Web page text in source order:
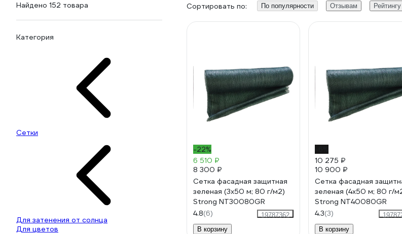
Найдено 152 товара
Категория
Сетки
Для затенения от солнца
Для цветов
Сортировать по: По популярности Отзывам Рейтингу
-22%
6 510 ₽
8 300 ₽
Сетка фасадная защитная
зеленая (3x50 м; 80 г/м2)
Strong NT30080GR
4.8(6)
19787362
В корзину
10 275 ₽
10 900 ₽
Сетка фасадная
зеленая (4x50 м; 80 г/
Strong NT40080GR
4.3(3)
В корзину